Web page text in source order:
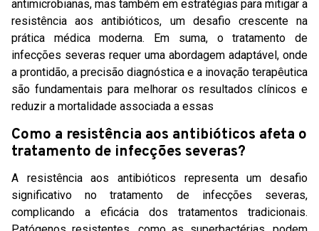
antimicrobianas, mas também em estratégias para mitigar a
resistência aos antibióticos, um desafio crescente na
prática médica moderna. Em suma, o tratamento de
infecções severas requer uma abordagem adaptável, onde
a prontidão, a precisão diagnóstica e a inovação terapêutica
são fundamentais para melhorar os resultados clínicos e
reduzir a mortalidade associada a essas
Como a resistência aos antibióticos afeta o
tratamento de infecções severas?
A resistência aos antibióticos representa um desafio
significativo no tratamento de infecções severas,
complicando a eficácia dos tratamentos tradicionais.